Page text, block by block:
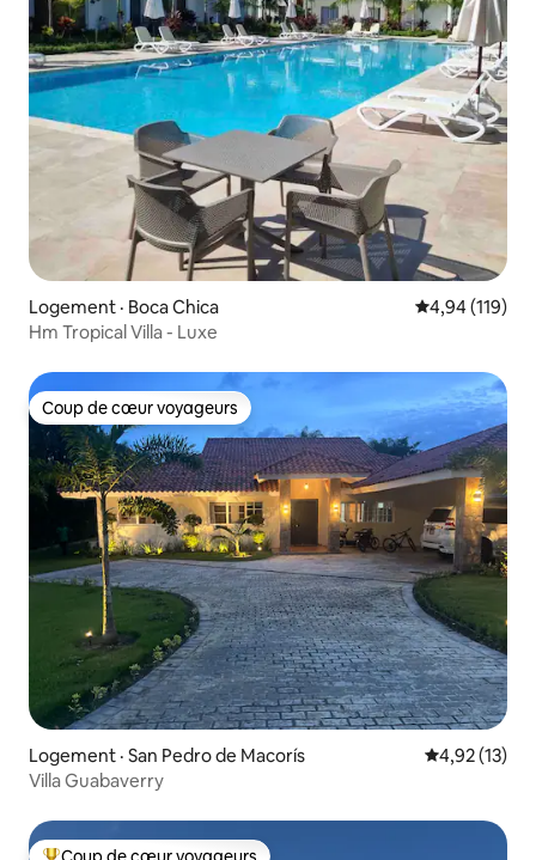
Logement · Boca Chica Note
4,94 (119)
Hm Tropical Villa - Luxe
Coup de cœur voyageurs
Coup de cœur voyageurs
Logement · San Pedro de Macorís Note
4,92 (13)
Villa Guabaverry